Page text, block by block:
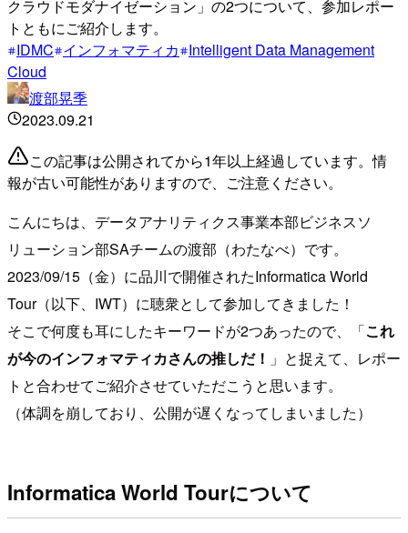
クラウドモダナイゼーション」の2つについて、参加レポー
トともにご紹介します。
IDMC インフォマティカ Intelligent Data Management
Cloud
渡部晃季
2023.09.21
この記事は公開されてから1年以上経過しています。情
報が古い可能性がありますので、ご注意ください。
こんにちは、データアナリティクス事業本部ビジネスソ
リューション部SAチームの渡部（わたなべ）です。
2023/09/15（金）に品川で開催されたInformatica World
Tour（以下、IWT）に聴衆として参加してきました！
そこで何度も耳にしたキーワードが2つあったので、「これ
が今のインフォマティカさんの推しだ！ 」と捉えて、レポー
トと合わせてご紹介させていただこうと思います。
（体調を崩しており、公開が遅くなってしまいました）
Informatica World Tourについて